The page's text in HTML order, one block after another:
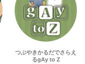
つぶやきかるだでさらえ
るgAy to Z